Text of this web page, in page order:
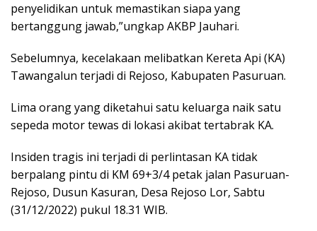
penyelidikan untuk memastikan siapa yang
bertanggung jawab,”ungkap AKBP Jauhari.
Sebelumnya, kecelakaan melibatkan Kereta Api (KA)
Tawangalun terjadi di Rejoso, Kabupaten Pasuruan.
Lima orang yang diketahui satu keluarga naik satu
sepeda motor tewas di lokasi akibat tertabrak KA.
Insiden tragis ini terjadi di perlintasan KA tidak
berpalang pintu di KM 69+3/4 petak jalan Pasuruan-
Rejoso, Dusun Kasuran, Desa Rejoso Lor, Sabtu
(31/12/2022) pukul 18.31 WIB.